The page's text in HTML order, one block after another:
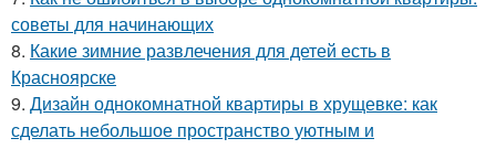
советы для начинающих
8. Какие зимние развлечения для детей есть в
Красноярске
9. Дизайн однокомнатной квартиры в хрущевке: как
сделать небольшое пространство уютным и